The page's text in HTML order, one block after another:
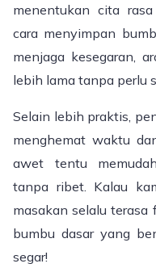
menentukan cita
cara menyimpan
menjaga kesegaran,
lebih lama tanpa perlu
Selain lebih praktis,
menghemat waktu
awet tentu
tanpa ribet. Kalau
masakan selalu
bumbu dasar yang
segar!